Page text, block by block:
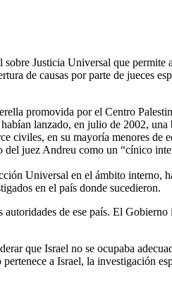
Justicia Universal que permite
de causas por parte de jueces
promovida por el Centro
lanzado, en julio de 2002,
civiles, en su mayoría menores de
del juez Andreu como un “cínico
Universal en el ámbito interno,
en el país donde sucedieron.
de ese país. El
que Israel no se ocupaba
a Israel, la investigación